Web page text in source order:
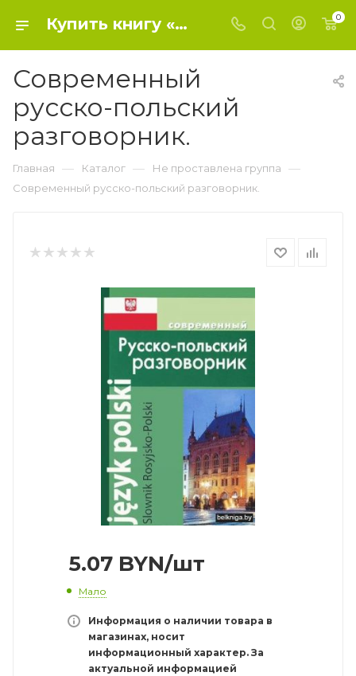
Купить книгу «Современный русско-польский разговорник.» 2020, Корнеева А.П. - Не проставлена группа 0
Современный
русско-польский
разговорник.
Главная — Каталог — Не проставлена группа —
Современный русско-польский разговорник.
5.07 BYN/шт
Мало
Информация о наличии товара в
магазинах, носит
информационный характер. За
актуальной информацией